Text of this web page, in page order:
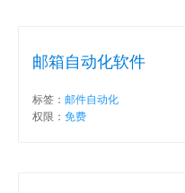
邮箱自动化软件
标签： 邮件自动化
权限： 免费